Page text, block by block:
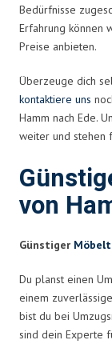
Bedürfnisse
Erfahrung können
Preise anbieten.
Überzeuge dich
kontaktiere uns
Hamm nach Ede.
weiter und stehen
von
Günstiger
Du planst einen
einem
bist du bei
sind dein Experte